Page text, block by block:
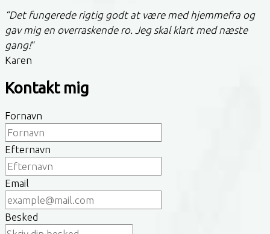
“Det fungerede rigtig godt at være med hjemmefra og
gav mig en overraskende ro. Jeg skal klart med næste
gang!“
Karen
Kontakt mig
Fornavn
Efternavn
Email
Besked